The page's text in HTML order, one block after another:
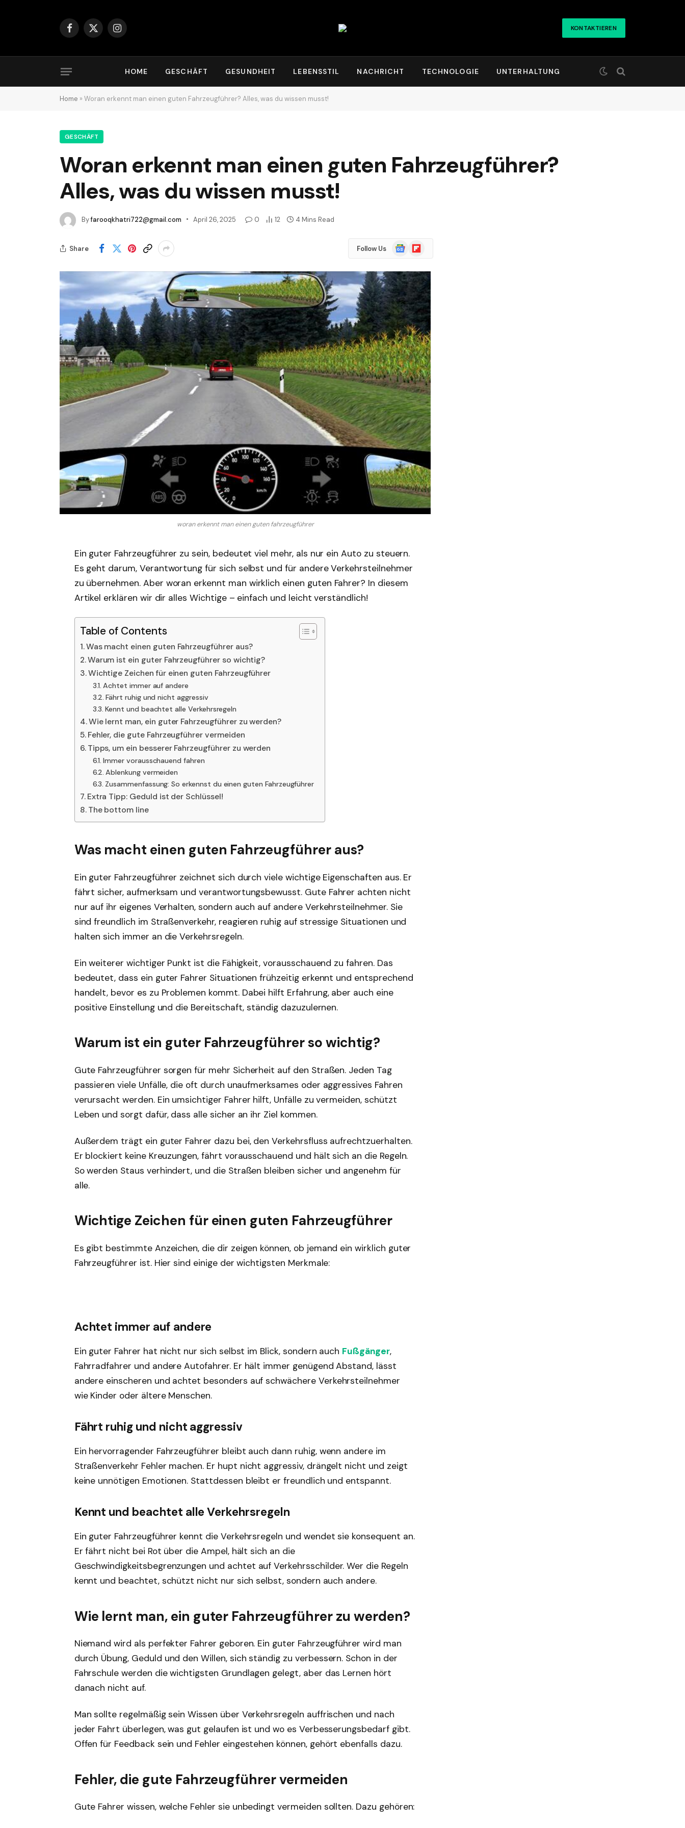
Facebook
X
Instagram KONTAKTIEREN
HOME GESCHÄFT GESUNDHEIT LEBENSSTIL NACHRICHT TECHNOLOGIE UNTERHALTUNG
Home » Woran erkennt man einen guten Fahrzeugführer? Alles, was du wissen musst!
GESCHÄFT
Woran erkennt man einen guten Fahrzeugführer?
Alles, was du wissen musst!
Byfarooqkhatri722@gmail.com April 26, 2025 0 12 4 Mins Read
Share Follow Us
Google
News
Flipboard
woran erkennt man einen guten fahrzeugführer
Ein guter Fahrzeugführer zu sein, bedeutet viel mehr, als nur ein Auto zu steuern.
Es geht darum, Verantwortung für sich selbst und für andere Verkehrsteilnehmer
zu übernehmen. Aber woran erkennt man wirklich einen guten Fahrer? In diesem
Artikel erklären wir dir alles Wichtige – einfach und leicht verständlich!
Table of Contents
Was macht einen guten Fahrzeugführer aus?
Warum ist ein guter Fahrzeugführer so wichtig?
Wichtige Zeichen für einen guten Fahrzeugführer
Achtet immer auf andere
Fährt ruhig und nicht aggressiv
Kennt und beachtet alle Verkehrsregeln
Wie lernt man, ein guter Fahrzeugführer zu werden?
Fehler, die gute Fahrzeugführer vermeiden
Tipps, um ein besserer Fahrzeugführer zu werden
Immer vorausschauend fahren
Ablenkung vermeiden
Zusammenfassung: So erkennst du einen guten Fahrzeugführer
Extra Tipp: Geduld ist der Schlüssel!
The bottom line
Was macht einen guten Fahrzeugführer aus?
Ein guter Fahrzeugführer zeichnet sich durch viele wichtige Eigenschaften aus. Er
fährt sicher, aufmerksam und verantwortungsbewusst. Gute Fahrer achten nicht
nur auf ihr eigenes Verhalten, sondern auch auf andere Verkehrsteilnehmer. Sie
sind freundlich im Straßenverkehr, reagieren ruhig auf stressige Situationen und
halten sich immer an die Verkehrsregeln.
Ein weiterer wichtiger Punkt ist die Fähigkeit, vorausschauend zu fahren. Das
bedeutet, dass ein guter Fahrer Situationen frühzeitig erkennt und entsprechend
handelt, bevor es zu Problemen kommt. Dabei hilft Erfahrung, aber auch eine
positive Einstellung und die Bereitschaft, ständig dazuzulernen.
Warum ist ein guter Fahrzeugführer so wichtig?
Gute Fahrzeugführer sorgen für mehr Sicherheit auf den Straßen. Jeden Tag
passieren viele Unfälle, die oft durch unaufmerksames oder aggressives Fahren
verursacht werden. Ein umsichtiger Fahrer hilft, Unfälle zu vermeiden, schützt
Leben und sorgt dafür, dass alle sicher an ihr Ziel kommen.
Außerdem trägt ein guter Fahrer dazu bei, den Verkehrsfluss aufrechtzuerhalten.
Er blockiert keine Kreuzungen, fährt vorausschauend und hält sich an die Regeln.
So werden Staus verhindert, und die Straßen bleiben sicher und angenehm für
alle.
Wichtige Zeichen für einen guten Fahrzeugführer
Es gibt bestimmte Anzeichen, die dir zeigen können, ob jemand ein wirklich guter
Fahrzeugführer ist. Hier sind einige der wichtigsten Merkmale:
Achtet immer auf andere
Ein guter Fahrer hat nicht nur sich selbst im Blick, sondern auch Fußgänger,
Fahrradfahrer und andere Autofahrer. Er hält immer genügend Abstand, lässt
andere einscheren und achtet besonders auf schwächere Verkehrsteilnehmer
wie Kinder oder ältere Menschen.
Fährt ruhig und nicht aggressiv
Ein hervorragender Fahrzeugführer bleibt auch dann ruhig, wenn andere im
Straßenverkehr Fehler machen. Er hupt nicht aggressiv, drängelt nicht und zeigt
keine unnötigen Emotionen. Stattdessen bleibt er freundlich und entspannt.
Kennt und beachtet alle Verkehrsregeln
Ein guter Fahrzeugführer kennt die Verkehrsregeln und wendet sie konsequent an.
Er fährt nicht bei Rot über die Ampel, hält sich an die
Geschwindigkeitsbegrenzungen und achtet auf Verkehrsschilder. Wer die Regeln
kennt und beachtet, schützt nicht nur sich selbst, sondern auch andere.
Wie lernt man, ein guter Fahrzeugführer zu werden?
Niemand wird als perfekter Fahrer geboren. Ein guter Fahrzeugführer wird man
durch Übung, Geduld und den Willen, sich ständig zu verbessern. Schon in der
Fahrschule werden die wichtigsten Grundlagen gelegt, aber das Lernen hört
danach nicht auf.
Man sollte regelmäßig sein Wissen über Verkehrsregeln auffrischen und nach
jeder Fahrt überlegen, was gut gelaufen ist und wo es Verbesserungsbedarf gibt.
Offen für Feedback sein und Fehler eingestehen können, gehört ebenfalls dazu.
Fehler, die gute Fahrzeugführer vermeiden
Gute Fahrer wissen, welche Fehler sie unbedingt vermeiden sollten. Dazu gehören: